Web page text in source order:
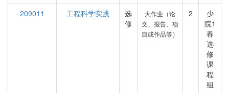
209011
工程科学实践
选
修
大作业（论
文、报告、项
目或作品等）
2
少
院1
春
选
修
课
程
组